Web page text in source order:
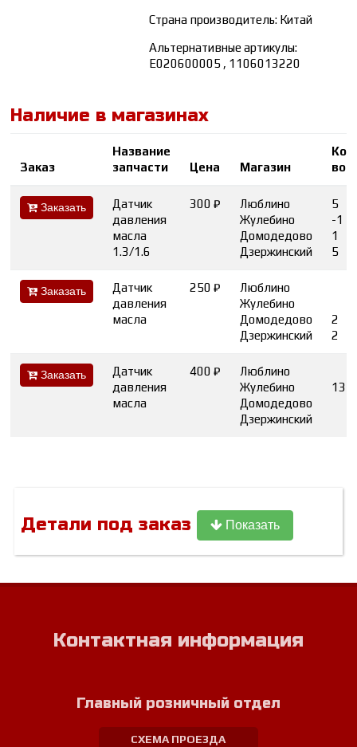
Страна производитель: Китай
Альтернативные артикулы:
E020600005 , 1106013220
Наличие в магазинах
Заказ
Название
запчасти
Цена Магазин
во
Заказать
Датчик
давления
масла
1.3/1.6
300 ₽
Люблино
Жулебино
Домодедово
Дзержинский
5
-1
1
5
Заказать
Датчик
давления
масла
250 ₽
Люблино
Жулебино
Домодедово
Дзержинский
2
2
Заказать
Датчик
давления
масла
400 ₽
Люблино
Жулебино
Домодедово
Дзержинский
13
Детали под заказ Показать
Контактная информация
Главный розничный отдел
СХЕМА ПРОЕЗДА